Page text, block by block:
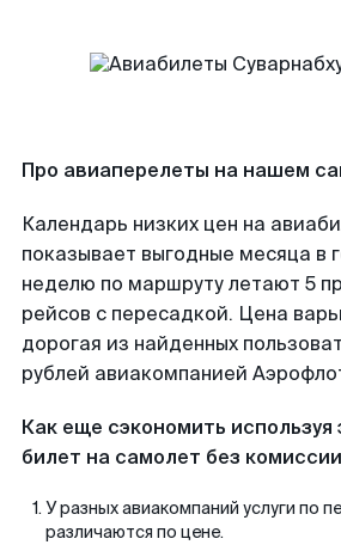
Про авиаперелеты на нашем
Календарь низких цен на
показывает выгодные месяца в
неделю по маршруту летают 5
рейсов с пересадкой. Цена
дорогая из найденных
рублей авиакомпанией
Как еще сэкономить используя
билет на самолет без
У разных авиакомпаний услуги по
различаются по цене.